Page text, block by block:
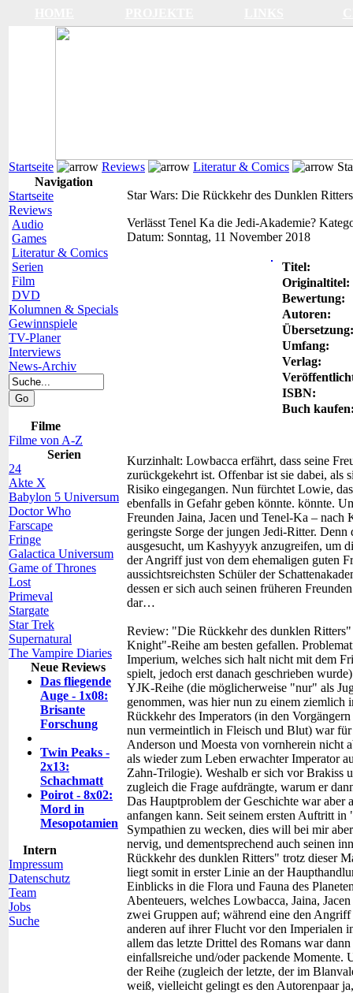
Startseite Reviews Literatur & Comics
Navigation
Startseite
Reviews
Audio
Games
Literatur & Comics
Serien
Film
DVD
Kolumnen & Specials
Gewinnspiele
TV-Planer
Interviews
News-Archiv
Filme
Filme von A-Z
Serien
24
Akte X
Babylon 5 Universum
Doctor Who
Farscape
Fringe
Galactica Universum
Game of Thrones
Lost
Primeval
Stargate
Star Trek
Supernatural
The Vampire Diaries
Neue Reviews
Das fliegende
Auge - 1x08:
Brisante
Forschung
Twin Peaks -
2x13:
Schachmatt
Poirot - 8x02:
Mord in
Mesopotamien
Intern
Impressum
Datenschutz
Team
Jobs
Suche
Star Wars: Die Rückkehr des Dunklen Ritters
Verlässt Tenel Ka die Jedi-Akademie?
Datum: Sonntag, 11 November 2018
Titel:
Originaltitel:
Bewertung:
Autoren:
Übersetzung:
Umfang:
Verlag:
ISBN:
Buch
Kurzinhalt: Lowbacca erfährt, dass seine
zurückgekehrt ist. Offenbar ist sie dabei, als
Risiko eingegangen. Nun fürchtet Lowie,
ebenfalls in Gefahr geben könnte. könnte.
Freunden Jaina, Jacen und Tenel-Ka –
geringste Sorge der jungen Jedi-Ritter.
ausgesucht, um Kashyyyk anzugreifen, um
der Angriff just von dem ehemaligen guten
aussichtsreichsten Schüler der
dessen er sich auch seinen früheren
dar…
Review: "Die Rückkehr des dunklen
Knight"-Reihe am besten gefallen.
Imperium, welches sich halt nicht mit dem
spielt, jedoch erst danach geschrieben
YJK-Reihe (die möglicherweise "nur" als
genommen, was hier nun zu einem
Rückkehr des Imperators (in den
nun vermeintlich in Fleisch und Blut) war
Anderson und Moesta von vornherein nicht
als wieder zum Leben erwachter Imperator
Zahn-Trilogie). Weshalb er sich vor Brakiss
zugleich die Frage aufdrängte, warum er
Das Hauptproblem der Geschichte war
anfangen kann. Seit seinem ersten Auftritt
Sympathien zu wecken, dies will bei mir
nervig, und dementsprechend auch seinen
Rückkehr des dunklen Ritters" trotz dieser
liegt somit in erster Linie an der
Einblicks in die Flora und Fauna des
Abenteuers, welches Lowbacca, Jaina,
zwei Gruppen auf; während eine den
anderen auf ihrer Flucht vor den Imperialen
allem das letzte Drittel des Romans war
einfallsreiche und/oder packende Momente.
der Reihe (zugleich der letzte, der im
weiß, vielleicht gelingt es den Autorenpaar